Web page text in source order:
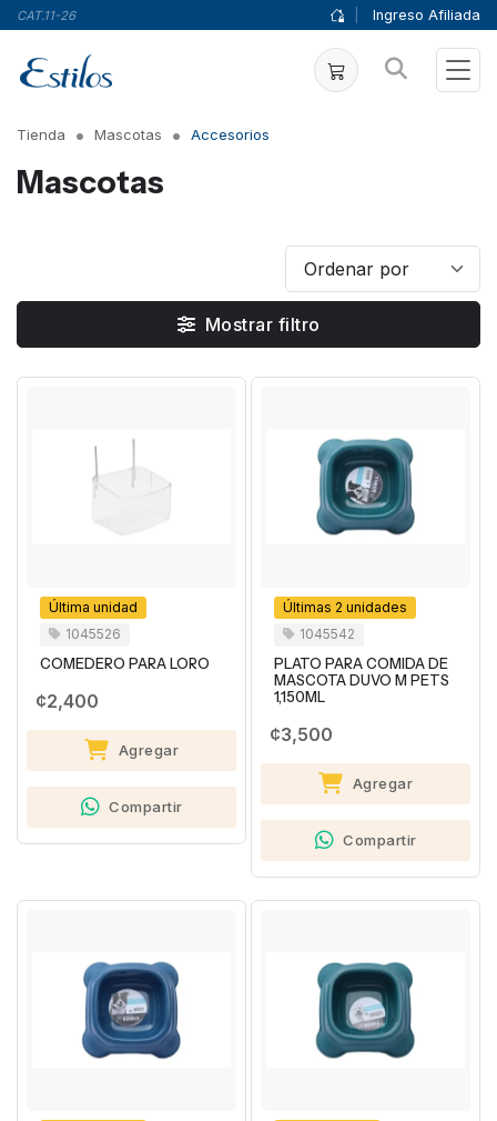
CAT.11-26 Ingreso Afiliada
Tienda Mascotas Accesorios
Mascotas
Mostrar filtro
Última unidad
1045526
COMEDERO PARA LORO
¢2,400
Agregar
Compartir
Últimas 2 unidades
1045542
PLATO PARA COMIDA DE
MASCOTA DUVO M PETS
1,150ML
¢3,500
Agregar
Compartir